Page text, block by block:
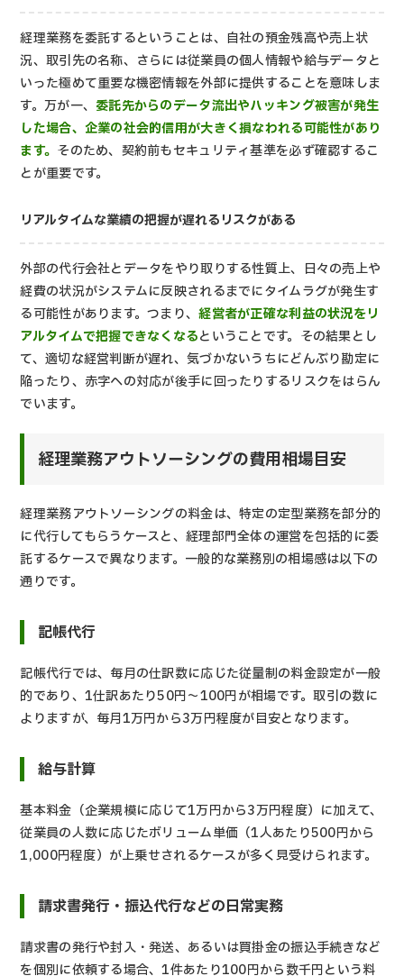
経理業務を委託するということは、自社の預金残高や売上状
況、取引先の名称、さらには従業員の個人情報や給与データと
いった極めて重要な機密情報を外部に提供することを意味しま
す。万が一、 委託先からのデータ流出やハッキング被害が発生
した場合、企業の社会的信用が大きく損なわれる可能性があり
ます。 そのため、契約前もセキュリティ基準を必ず確認するこ
とが重要です。
リアルタイムな業績の把握が遅れるリスクがある
外部の代行会社とデータをやり取りする性質上、日々の売上や
経費の状況がシステムに反映されるまでにタイムラグが発生す
る可能性があります。つまり、経営者が正確な利益の状況をリ
アルタイムで把握できなくなるということです。その結果とし
て、適切な経営判断が遅れ、気づかないうちにどんぶり勘定に
陥ったり、赤字への対応が後手に回ったりするリスクをはらん
でいます。
経理業務アウトソーシングの費用相場目安
経理業務アウトソーシングの料金は、特定の定型業務を部分的
に代行してもらうケースと、経理部門全体の運営を包括的に委
託するケースで異なります。一般的な業務別の相場感は以下の
通りです。
記帳代行
記帳代行では、毎月の仕訳数に応じた従量制の料金設定が一般
的であり、1仕訳あたり50円～100円が相場です。取引の数に
よりますが、毎月1万円から3万円程度が目安となります。
給与計算
基本料金（企業規模に応じて1万円から3万円程度）に加えて、
従業員の人数に応じたボリューム単価（1人あたり500円から
1,000円程度）が上乗せされるケースが多く見受けられます。
請求書発行・振込代行などの日常実務
請求書の発行や封入・発送、あるいは買掛金の振込手続きなど
を個別に依頼する場合、1件あたり100円から数千円という料